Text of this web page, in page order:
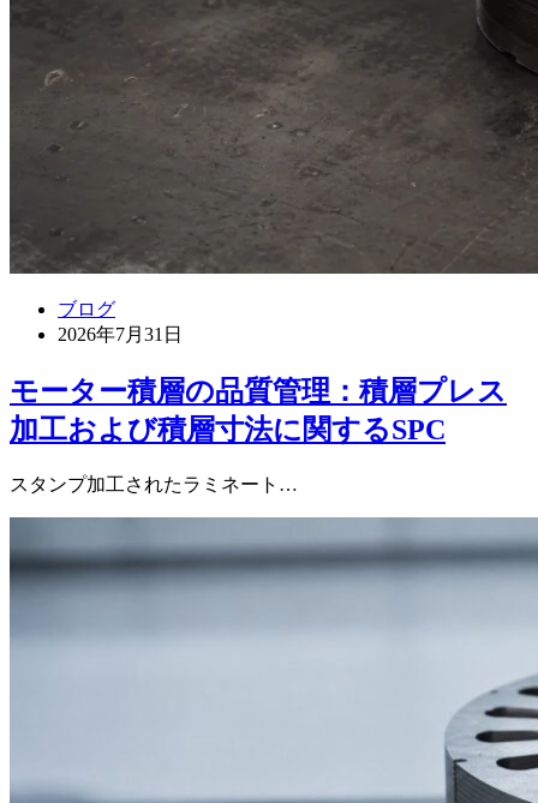
ブログ
2026年7月31日
モーター積層の品質管理：積層プレス
加工および積層寸法に関するSPC
スタンプ加工されたラミネート…